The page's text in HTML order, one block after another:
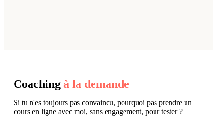
Coaching à la demande
Si tu n'es toujours pas convaincu, pourquoi pas prendre un
cours en ligne avec moi, sans engagement, pour tester ?